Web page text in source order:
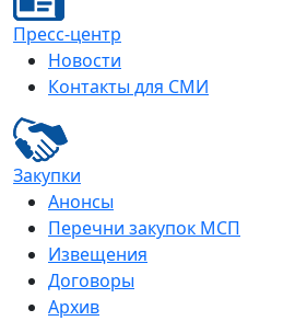
Пресс-центр
Новости
Контакты для СМИ
Закупки
Анонсы
Перечни закупок МСП
Извещения
Договоры
Архив